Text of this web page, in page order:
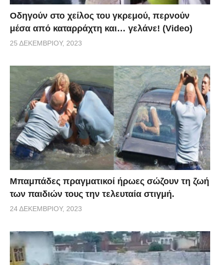
Οδηγούν στο χείλος του γκρεμού, περνούν
μέσα από καταρράχτη και… γελάνε! (Video)
25 ΔΕΚΕΜΒΡΊΟΥ, 2023
Μπαμπάδες πραγματικοί ήρωες σώζουν τη ζωή
των παιδιών τους την τελευταία στιγμή.
24 ΔΕΚΕΜΒΡΊΟΥ, 2023